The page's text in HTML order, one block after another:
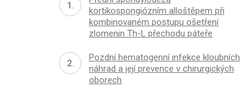
kortikospongiózním alloštěpem při
kombinovaném postupu ošetření
zlomenin Th-L přechodu páteře
Pozdní hematogenní infekce kloubních
náhrad a její prevence v chirurgických
oborech